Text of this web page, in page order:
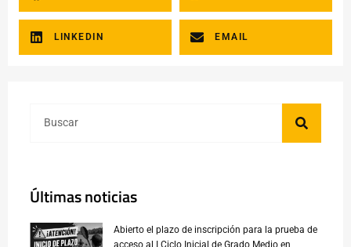
LINKEDIN EMAIL
Últimas noticias
Abierto el plazo de inscripción para la prueba de
acceso al I Ciclo Inicial de Grado Medio en